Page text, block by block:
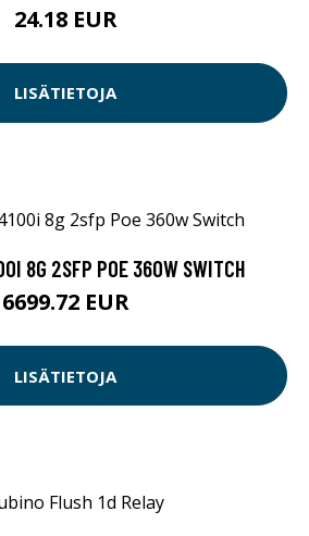
24.18 EUR
LISÄTIETOJA
8G 2SFP POE 360W SWITCH
6699.72 EUR
LISÄTIETOJA